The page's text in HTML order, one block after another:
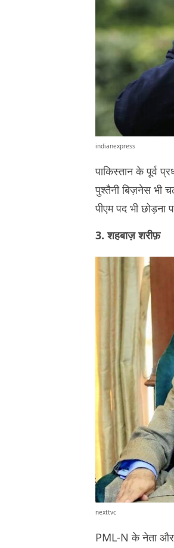
indianexpress
पाकिस्‍तान के पूर्व
पुश्तैनी बिज़नेस भी
पीएम पद भी
3. शहबाज़ शरीफ़
nexttvc
PML-N के नेता और